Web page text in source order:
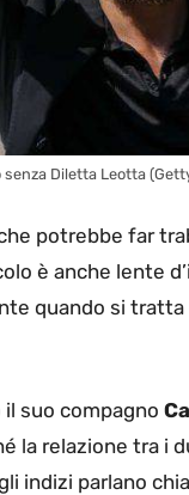
senza Diletta Leotta
potrebbe far
è anche lente
quando si tratta
suo compagno
la relazione tra i
indizi parlano